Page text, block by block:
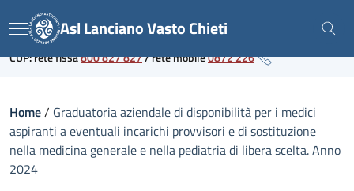
to
content
Link al portale sanitario regionale
Menu Asl Lanciano Vasto Chieti
CUP: rete fissa800 827 827/rete mobile0872 226
Home/ Graduatoria aziendale di disponibilità per i medici
aspiranti a eventuali incarichi provvisori e di sostituzione
nella medicina generale e nella pediatria di libera scelta. Anno
2024